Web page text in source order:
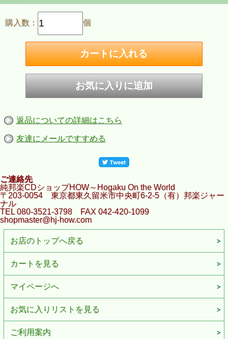
購入数： 個
返品についての詳細はこちら
友達にメールですすめる
ご連絡先
純邦楽CDショップHOW～Hogaku On the World
〒203-0054 東京都東久留米市中央町6-2-5（有）邦楽ジャー
ナル
TEL 080-3521-3798 FAX 042-420-1099
shopmaster@hj-how.com
お店のトップへ戻る
カートを見る
マイページへ
お気に入りリストを見る
ご利用案内